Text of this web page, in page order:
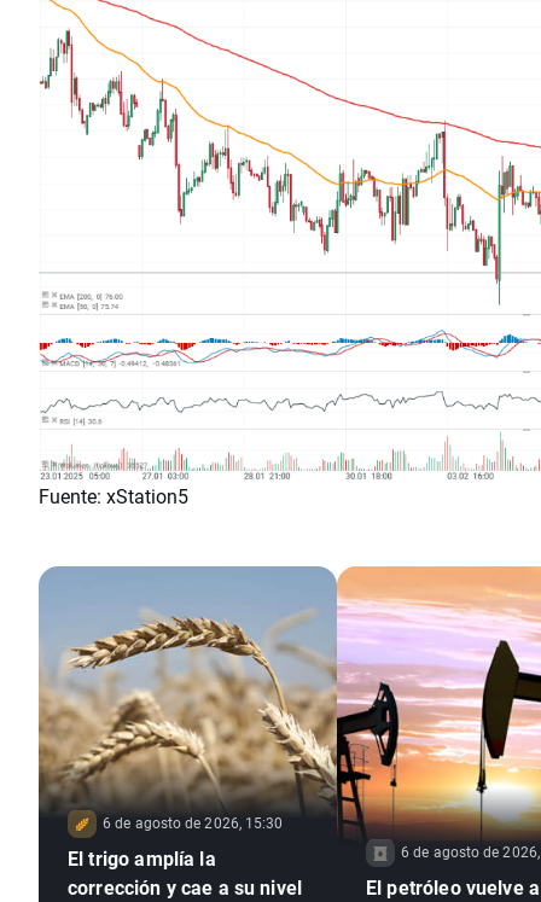
Fuente: xStation5
6 de agosto de 2026, 15:30
El trigo amplía la
corrección y cae a su nivel
6 de agosto de
El petróleo vuelve a